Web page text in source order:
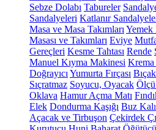
Sebze Dolabı Tabureler
Sandalyeleri Katlanır
Masa ve Masa Takımları Yemek
Masası ve Takımları Eviye
Gereçleri Kesme Tahtası Rende
Manuel Kıyma Makinesi Krema
Doğrayıcı Yumurta Fırçası
Sıçratmaz Soyucu, Oyacak Ölçü
Oklava Hamur Açma Matı
Elek Dondurma Kaşığı Buz
Açacak ve Tirbuşon Çekirdek